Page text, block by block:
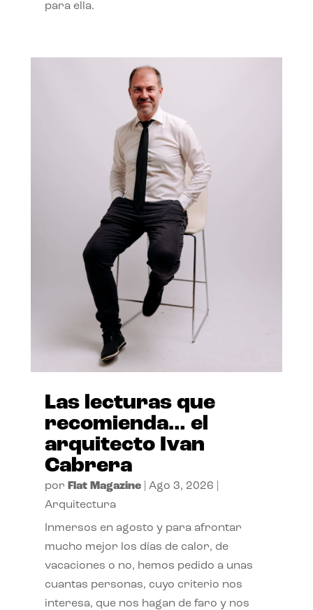
para ella.
Las lecturas que
recomienda… el
arquitecto Ivan
Cabrera
por Flat Magazine| Ago 3, 2026
Arquitectura
Inmersos en agosto y para afrontar
mucho mejor los días de calor, de
vacaciones o no, hemos pedido a unas
cuantas personas, cuyo criterio nos
interesa, que nos hagan de faro y nos